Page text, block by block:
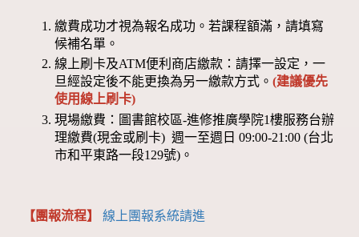
繳費成功才視為報名成功。若課程額滿，請填寫
候補名單。
線上刷卡及ATM便利商店繳款：請擇一設定，一
旦經設定後不能更換為另一繳款方式。(建議優先
使用線上刷卡)
現場繳費：圖書館校區-進修推廣學院1樓服務台辦
理繳費(現金或刷卡) 週一至週日 09:00-21:00 (台北
市和平東路一段129號)。
【團報流程】線上團報系統請進